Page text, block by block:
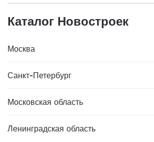
Каталог Новостроек
Москва
Санкт-Петербург
Московская область
Ленинградская область